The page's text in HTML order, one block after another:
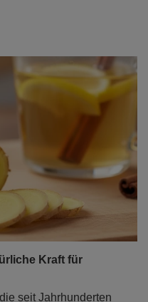
Kraft für
seit Jahrhunderten